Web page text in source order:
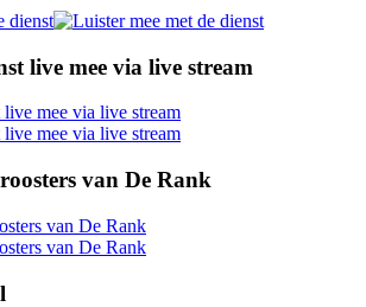
live mee via live stream
van De Rank